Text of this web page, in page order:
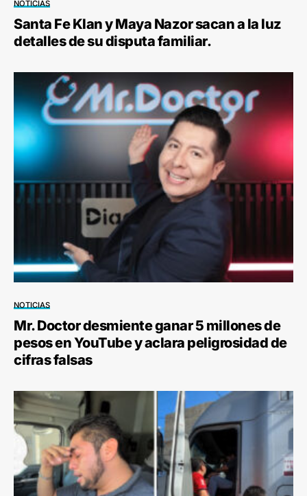
NOTICIAS
Santa Fe Klan y Maya Nazor sacan a la luz
detalles de su disputa familiar.
NOTICIAS
Mr. Doctor desmiente ganar 5 millones de
pesos en YouTube y aclara peligrosidad de
cifras falsas